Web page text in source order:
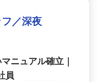
／深夜
ニュアル確立｜
員